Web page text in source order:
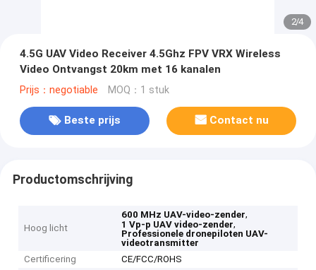
2/4
4.5G UAV Video Receiver 4.5Ghz FPV VRX Wireless
Video Ontvangst 20km met 16 kanalen
Prijs：negotiable MOQ：1 stuk
Beste prijs Contact nu
Productomschrijving
Hoog licht
600 MHz UAV-video-zender,
1 Vp-p UAV video-zender,
Professionele dronepiloten UAV-
videotransmitter
Certificering
CE/FCC/ROHS